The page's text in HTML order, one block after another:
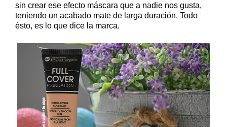
sin crear ese efecto máscara que a nadie nos gusta,
teniendo un acabado mate de larga duración. Todo
ésto, es lo que dice la marca.